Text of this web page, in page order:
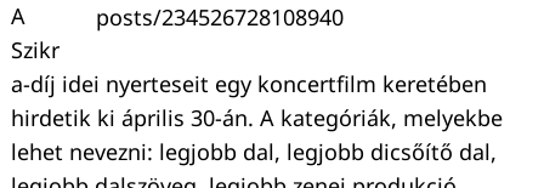
posts/234526728108940
A
Szikr
a-díj idei nyerteseit egy koncertfilm keretében
hirdetik ki április 30-án. A kategóriák, melyekbe
lehet nevezni: legjobb dal, legjobb dicsőítő dal,